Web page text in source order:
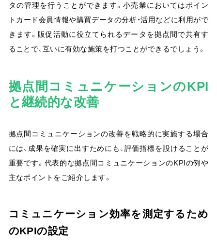
タの管理を行うことができます。小売業においてはポイン
トカード会員情報や購買データの分析・活用などに利用がで
きます。販促活動に役立てられるデータを拠点間で共有す
ることで、互いに有効な施策を打つことができるでしょう。
拠点間コミュニケーションのKPI
と継続的な改善
拠点間コミュニケーションの改善を戦略的に実施する場合
には、成果を確実に出すためにも、評価指標を設けることが
重要です。代表的な拠点間コミュニケーションのKPIの例や
主なポイントをご紹介します。
コミュニケーション効率を測定するため
のKPIの設定